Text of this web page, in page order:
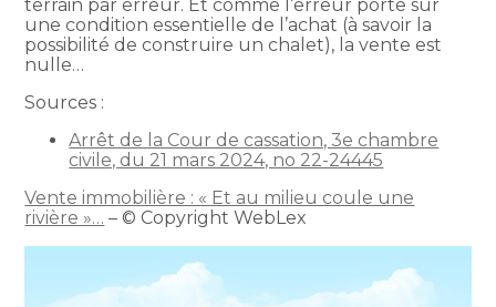
terrain par erreur. Et comme l’erreur porte sur
une condition essentielle de l’achat (à savoir la
possibilité de construire un chalet), la vente est
nulle…
Sources :
Arrêt de la Cour de cassation, 3e chambre
civile, du 21 mars 2024, no 22-24445
Vente immobilière : « Et au milieu coule une
rivière »… – © Copyright WebLex